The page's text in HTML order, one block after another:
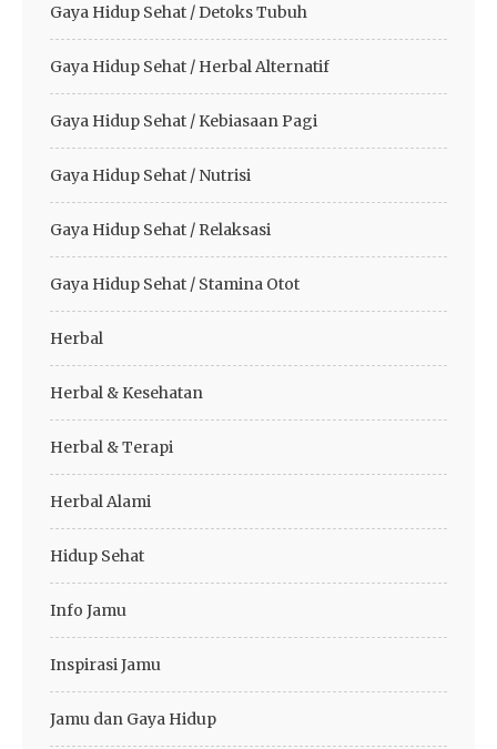
Gaya Hidup Sehat / Detoks Tubuh
Gaya Hidup Sehat / Herbal Alternatif
Gaya Hidup Sehat / Kebiasaan Pagi
Gaya Hidup Sehat / Nutrisi
Gaya Hidup Sehat / Relaksasi
Gaya Hidup Sehat / Stamina Otot
Herbal
Herbal & Kesehatan
Herbal & Terapi
Herbal Alami
Hidup Sehat
Info Jamu
Inspirasi Jamu
Jamu dan Gaya Hidup